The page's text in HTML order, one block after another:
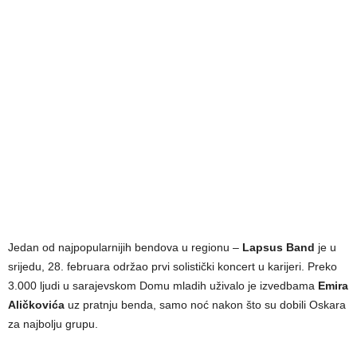
Jedan od najpopularnijih bendova u regionu – Lapsus Band je u
srijedu, 28. februara održao prvi solistički koncert u karijeri. Preko
3.000 ljudi u sarajevskom Domu mladih uživalo je izvedbama Emira
Aličkovića uz pratnju benda, samo noć nakon što su dobili Oskara
za najbolju grupu.